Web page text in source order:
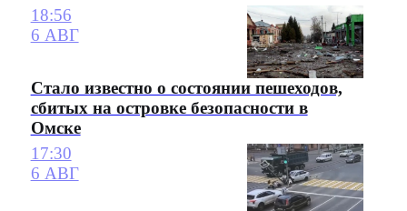
18:56
6 АВГ
Стало известно о состоянии пешеходов,
сбитых на островке безопасности в
Омске
17:30
6 АВГ